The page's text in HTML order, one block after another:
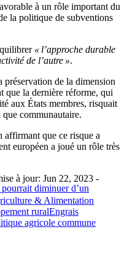
à un rôle important du
la politique de subventions
« l’approche durable
de l’autre ».
préservation de la dimension
que la dernière réforme, qui
aux États membres, risquait
communautaire.
affirmant que ce risque a
européen a joué un rôle très
diminuer d’un
à jour: Jun 22, 2023 -
& Alimentation
ruralEngrais
agricole commune